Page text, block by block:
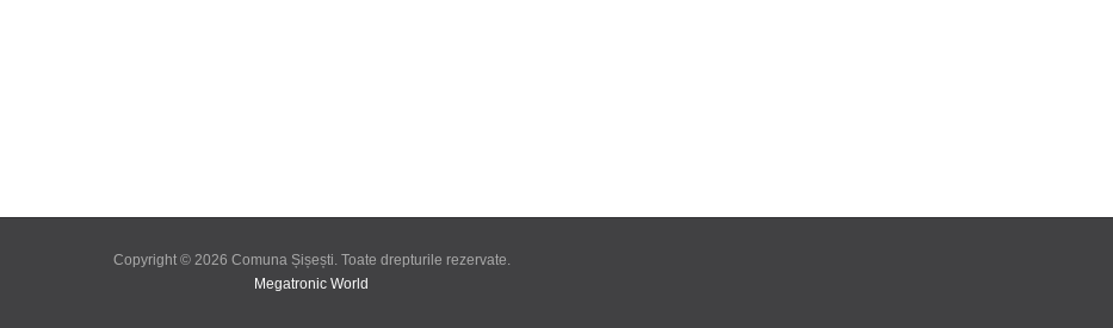
Copyright © 2026 Comuna Șișești. Toate drepturile rezervate.
Megatronic World